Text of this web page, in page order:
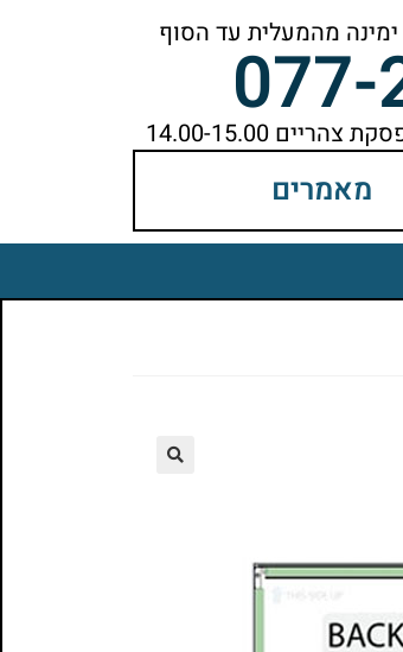
077-
מאמרים